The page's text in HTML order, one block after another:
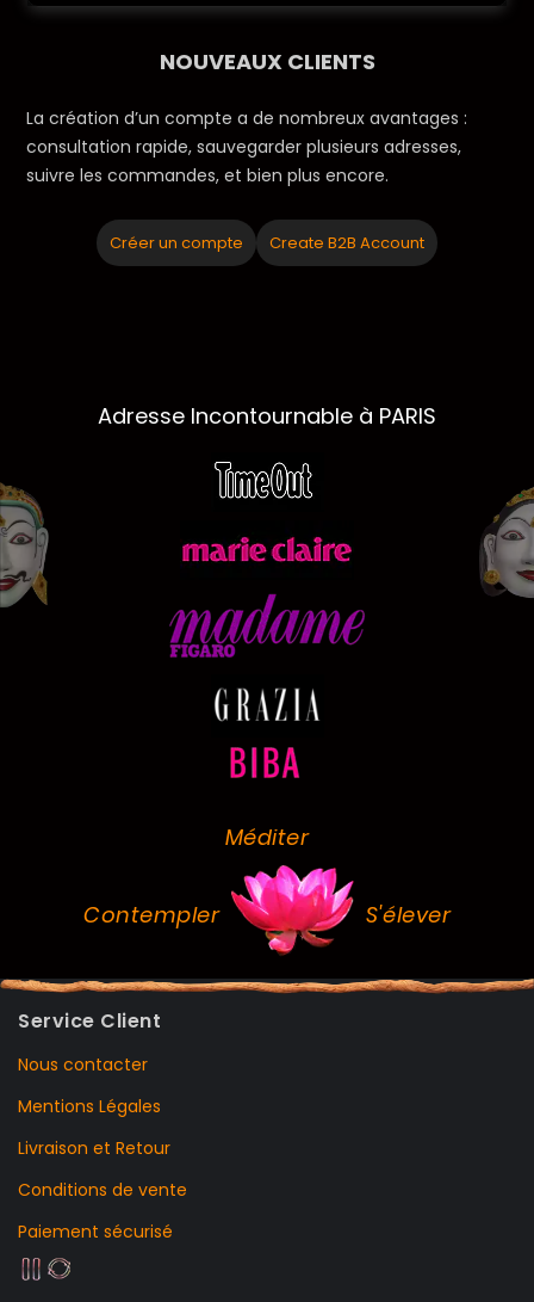
NOUVEAUX CLIENTS
La création d’un compte a de nombreux avantages :
consultation rapide, sauvegarder plusieurs adresses,
suivre les commandes, et bien plus encore.
Créer un compte Create B2B Account
Adresse Incontournable à PARIS
Méditer
Contempler S'élever
Service Client
Nous contacter
Mentions Légales
Livraison et Retour
Conditions de vente
Paiement sécurisé